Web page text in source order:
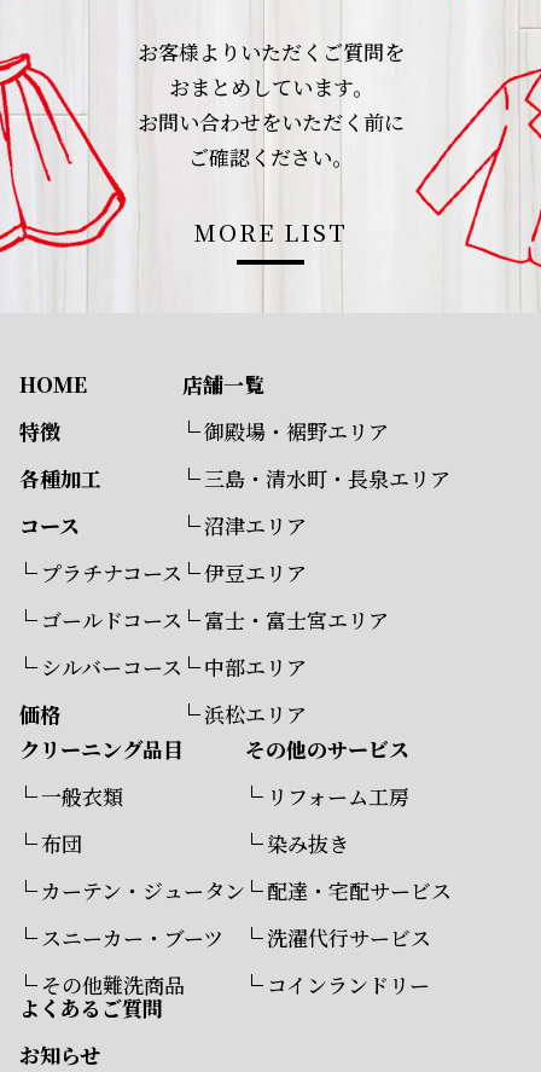
お客様よりいただくご質問を
おまとめしています。
お問い合わせをいただく前に
ご確認ください。
MORE LIST
HOME
特徴
各種加工
コース
プラチナコース
ゴールドコース
シルバーコース
価格
店舗一覧
御殿場・裾野エリア
三島・清水町・長泉エリア
沼津エリア
伊豆エリア
富士・富士宮エリア
中部エリア
浜松エリア
クリーニング品目
一般衣類
布団
カーテン・ジュータン
スニーカー・ブーツ
その他難洗商品
その他のサービス
リフォーム工房
染み抜き
配達・宅配サービス
洗濯代行サービス
コインランドリー
よくあるご質問
お知らせ